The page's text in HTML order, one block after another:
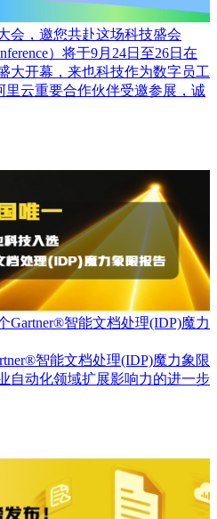
会，邀您共赴这场科技盛会
）将于9月24日至26日在
大开幕，来也科技作为数字员工
里云重要合作伙伴受邀参展，诚
Gartner®智能文档处理(IDP)魔力
智能文档处理(IDP)魔力象限
自动化领域扩展影响力的进一步